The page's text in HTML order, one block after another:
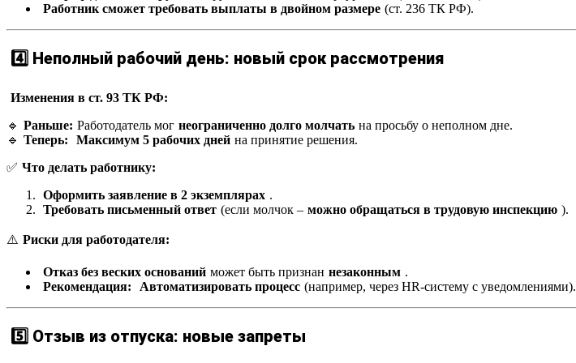
Работник сможет требовать выплаты в двойном размере (ст. 236 ТК РФ).
4️⃣ Неполный рабочий день: новый срок рассмотрения
Изменения в ст. 93 ТК РФ:
🔹 Раньше: Работодатель мог неограниченно долго молчать на просьбу о неполном дне.
🔹 Теперь: Максимум 5 рабочих дней на принятие решения.
✅ Что делать работнику:
Оформить заявление в 2 экземплярах .
Требовать письменный ответ (если молчок – можно обращаться в трудовую инспекцию ).
⚠️ Риски для работодателя:
Отказ без веских оснований может быть признан незаконным .
Рекомендация:
Автоматизировать процесс (например, через HR-систему с уведомлениями).
5️⃣ Отзыв из отпуска: новые запреты